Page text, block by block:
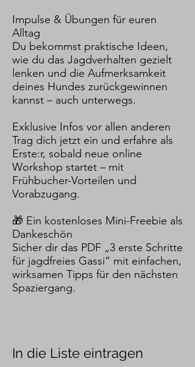
Impulse & Übungen für euren
Alltag
Du bekommst praktische Ideen,
wie du das Jagdverhalten gezielt
lenken und die Aufmerksamkeit
deines Hundes zurückgewinnen
kannst – auch unterwegs.
Exklusive Infos vor allen anderen
Trag dich jetzt ein und erfahre als
Erste:r, sobald neue online
Workshop startet – mit
Frühbucher-Vorteilen und
Vorabzugang.
🎁 Ein kostenloses Mini-Freebie als
Dankeschön
Sicher dir das PDF „3 erste Schritte
für jagdfreies Gassi“ mit einfachen,
wirksamen Tipps für den nächsten
Spaziergang.
In die Liste eintragen